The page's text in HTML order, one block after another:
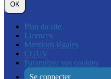
OK
Plan du site
Licences
Mentions légales
CGUV
Paramétrer vos cookies
Se connecter